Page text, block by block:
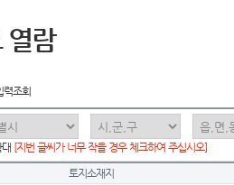
열람
력조회
대 [지번 글씨가 너무 작을 경우 체크하여 주십시오]
토지소재지